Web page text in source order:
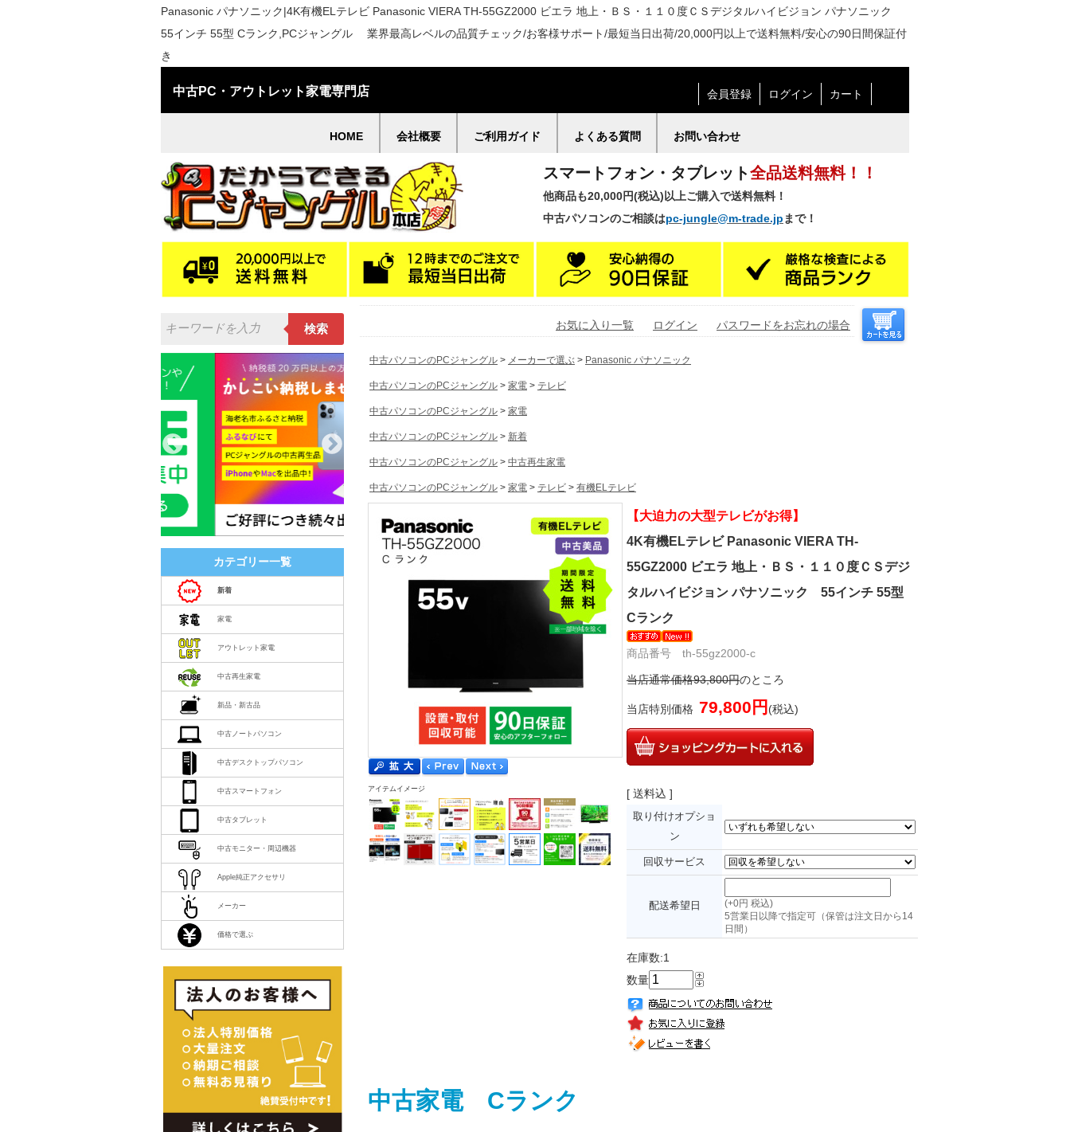
Panasonic パナソニック|4K有機ELテレビ Panasonic VIERA TH-55GZ2000 ビエラ 地上・ＢＳ・１１０度ＣＳデジタルハイビジョン パナソニック
55インチ 55型 Cランク,PCジャングル 業界最高レベルの品質チェック/お客様サポート/最短当日出荷/20,000円以上で送料無料/安心の90日間保証付
き
中古PC・アウトレット家電専門店 会員登録 ログイン カート
HOME 会社概要 ご利用ガイド よくある質問 お問い合わせ
スマートフォン・タブレット全品送料無料！！
他商品も20,000円(税込)以上ご購入で送料無料！
中古パソコンのご相談はpc-jungle@m-trade.jp まで！
検索
カテゴリー一覧
新着
家電
アウトレット家電
中古再生家電
新品・新古品
中古ノートパソコン
中古デスクトップパソコン
中古スマートフォン
中古タブレット
中古モニター・周辺機器
Apple純正アクセサリ
メーカー
価格で選ぶ
お気に入り一覧 ログイン パスワードをお忘れの場合
中古パソコンのPCジャングル > メーカーで選ぶ > Panasonic パナソニック
中古パソコンのPCジャングル > 家電 > テレビ
中古パソコンのPCジャングル > 家電
中古パソコンのPCジャングル > 新着
中古パソコンのPCジャングル > 中古再生家電
中古パソコンのPCジャングル > 家電 > テレビ > 有機ELテレビ
【大迫力の大型テレビがお得】
4K有機ELテレビ Panasonic VIERA TH-
55GZ2000 ビエラ 地上・ＢＳ・１１０度ＣＳデジ
タルハイビジョン パナソニック 55インチ 55型
Cランク
商品番号 th-55gz2000-c
当店通常価格93,800円のところ
当店特別価格 79,800円 (税込)
[ 送料込 ]
取り付けオプショ
ン
回収サービス
配送希望日
(+0円 税込)
5営業日以降で指定可（保管は注文日から14
日間）
在庫数:1
数量
アイテムイメージ
中古家電 Cランク